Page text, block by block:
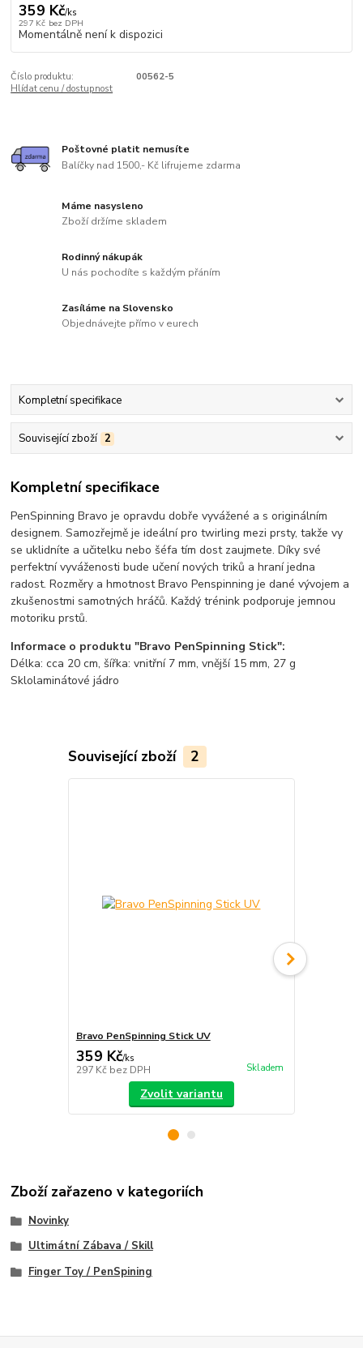
359 Kč/ks
297 Kč bez DPH
Momentálně není k dispozici
Číslo produktu:
00562-5
Hlídat cenu / dostupnost
Poštovné platit nemusíte
Balíčky nad 1500,- Kč lifrujeme zdarma
Máme nasysleno
Zboží držíme skladem
Rodinný nákupák
U nás pochodíte s každým přáním
Zasíláme na Slovensko
Objednávejte přímo v eurech
Kompletní specifikace
Související zboží 2
Kompletní specifikace
PenSpinning Bravo je opravdu dobře vyvážené a s originálním
designem. Samozřejmě je ideální pro twirling mezi prsty, takže vy
se uklidníte a učitelku nebo šéfa tím dost zaujmete. Díky své
perfektní vyváženosti bude učení nových triků a hraní jedna
radost. Rozměry a hmotnost Bravo Penspinning je dané vývojem a
zkušenostmi samotných hráčů. Každý trénink podporuje jemnou
motoriku prstů.
Informace o produktu "Bravo PenSpinning Stick":
Délka: cca 20 cm, šířka: vnitřní 7 mm, vnější 15 mm, 27 g
Sklolaminátové jádro
Související zboží 2
Bravo PenSpinning Stick UV
359 Kč/ks
297 Kč bez DPH Skladem
Zvolit variantu
Zboží zařazeno v kategoriích
Novinky
Ultimátní Zábava / Skill
Finger Toy / PenSpining